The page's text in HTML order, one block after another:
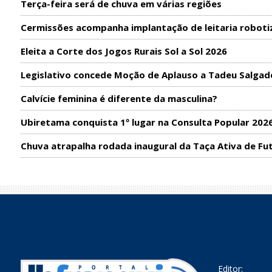
Terça-feira será de chuva em várias regiões
Cermissões acompanha implantação de leitaria
Eleita a Corte dos Jogos Rurais Sol a Sol 2026
Legislativo concede Moção de Aplauso a Tadeu
Calvície feminina é diferente da masculina?
Ubiretama conquista 1º lugar na Consulta Popular
Chuva atrapalha rodada inaugural da Taça Ativa de
Editor: